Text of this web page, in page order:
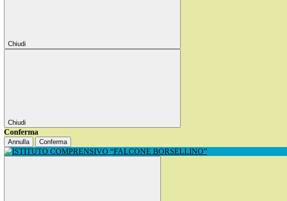
Chiudi
Chiudi
Conferma
Annulla Conferma